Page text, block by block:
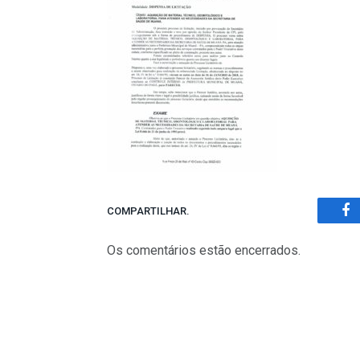
COMPARTILHAR.
Os comentários estão encerrados.